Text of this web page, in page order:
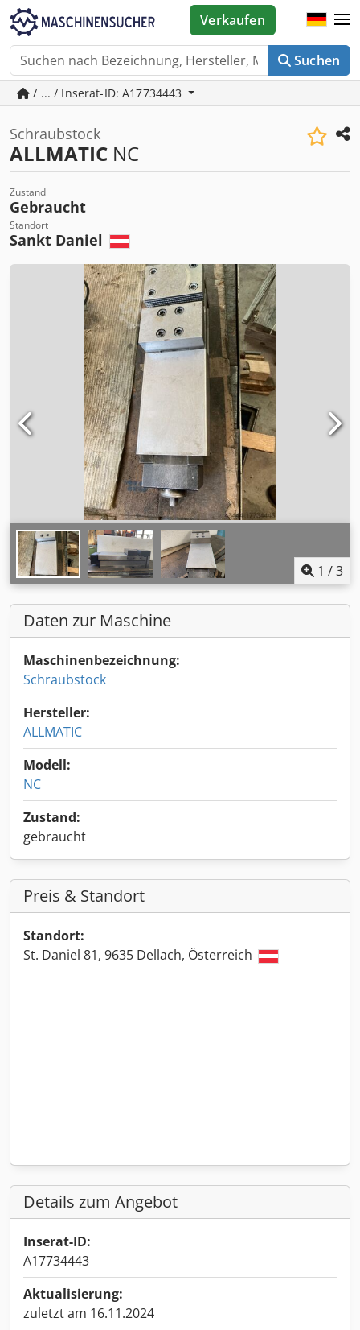
Suchen
Verkaufen
/ ... / Inserat-ID: A17734443
Schraubstock
ALLMATIC NC
Zustand
Gebraucht
Standort
Sankt Daniel
1 /3
Daten zur Maschine
Maschinenbezeichnung:
Schraubstock
Hersteller:
ALLMATIC
Modell:
NC
Zustand:
gebraucht
Preis & Standort
Standort:
St. Daniel 81, 9635 Dellach, Österreich
Details zum Angebot
Inserat-ID:
A17734443
Aktualisierung:
zuletzt am 16.11.2024